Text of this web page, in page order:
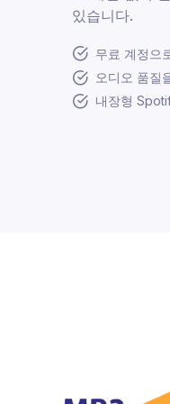
있습니다.
무료 계정으
오디오 품질
내장형